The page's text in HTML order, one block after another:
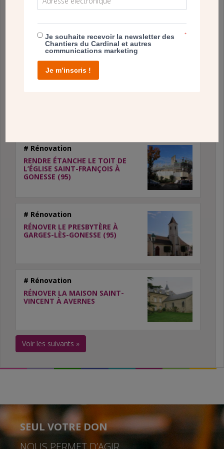
# Rénovation
EGLISE SAINT JEAN-MARIE
VIANNEY D’ARGENTEUIL (95) :
RÉNOVATION DE L’ÉGLISE ET DES
SALLES PAROISSIALES
# Rénovation
# Rénovation
RENDRE ÉTANCHE LE TOIT DE
L’ÉGLISE SAINT-FRANÇOIS À
GONESSE (95)
# Rénovation
RÉNOVER LE PRESBYTÈRE À
GARGES-LÈS-GONESSE (95)
# Rénovation
RÉNOVER LA MAISON SAINT-
VINCENT À AVERNES
Voir les suivants »
SEUL VOTRE DON
Je souhaite recevoir la newsletter des
Chantiers du Cardinal et autres
communications marketing
*
Je m’inscris !